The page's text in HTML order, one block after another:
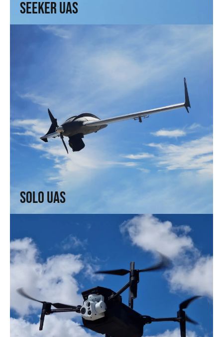
Seeker UAS
Solo UAS
Solo UAS
Rápido y eficiente. Rendimiento avanzado, velocidad
superior.
↗
Explorer UAS